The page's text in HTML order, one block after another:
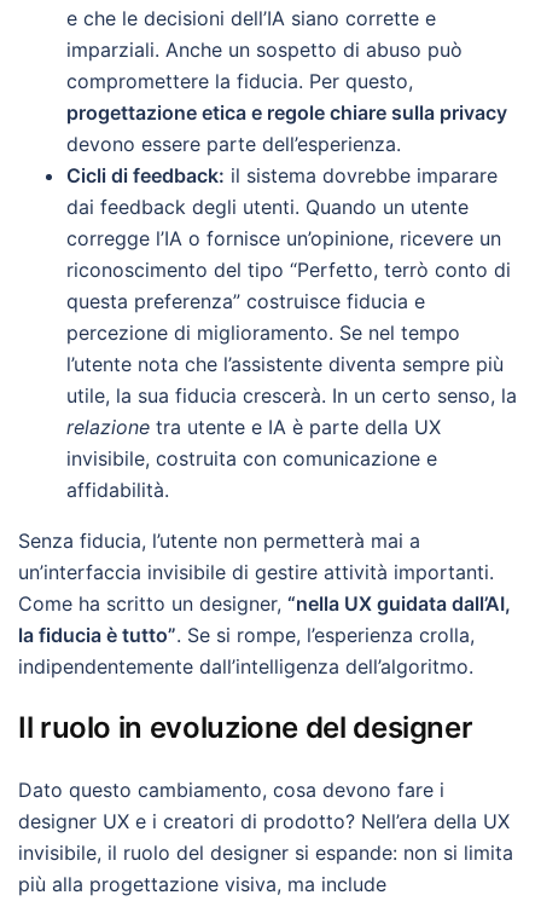
e che le decisioni dell’IA siano corrette e
imparziali. Anche un sospetto di abuso può
compromettere la fiducia. Per questo,
progettazione etica e regole chiare sulla privacy
devono essere parte dell’esperienza.
Cicli di feedback: il sistema dovrebbe imparare
dai feedback degli utenti. Quando un utente
corregge l’IA o fornisce un’opinione, ricevere un
riconoscimento del tipo “Perfetto, terrò conto di
questa preferenza” costruisce fiducia e
percezione di miglioramento. Se nel tempo
l’utente nota che l’assistente diventa sempre più
utile, la sua fiducia crescerà. In un certo senso, la
relazione tra utente e IA è parte della UX
invisibile, costruita con comunicazione e
affidabilità.
Senza fiducia, l’utente non permetterà mai a
un’interfaccia invisibile di gestire attività importanti.
Come ha scritto un designer, “nella UX guidata dall’AI,
la fiducia è tutto”. Se si rompe, l’esperienza crolla,
indipendentemente dall’intelligenza dell’algoritmo.
Il ruolo in evoluzione del designer
Dato questo cambiamento, cosa devono fare i
designer UX e i creatori di prodotto? Nell’era della UX
invisibile, il ruolo del designer si espande: non si limita
più alla progettazione visiva, ma include